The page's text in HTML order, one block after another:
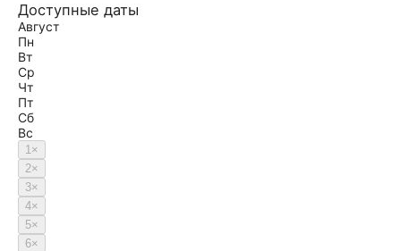
Доступные даты
Август
Пн
Вт
Ср
Чт
Пт
Сб
Вс
1×
2×
3×
4×
5×
6×